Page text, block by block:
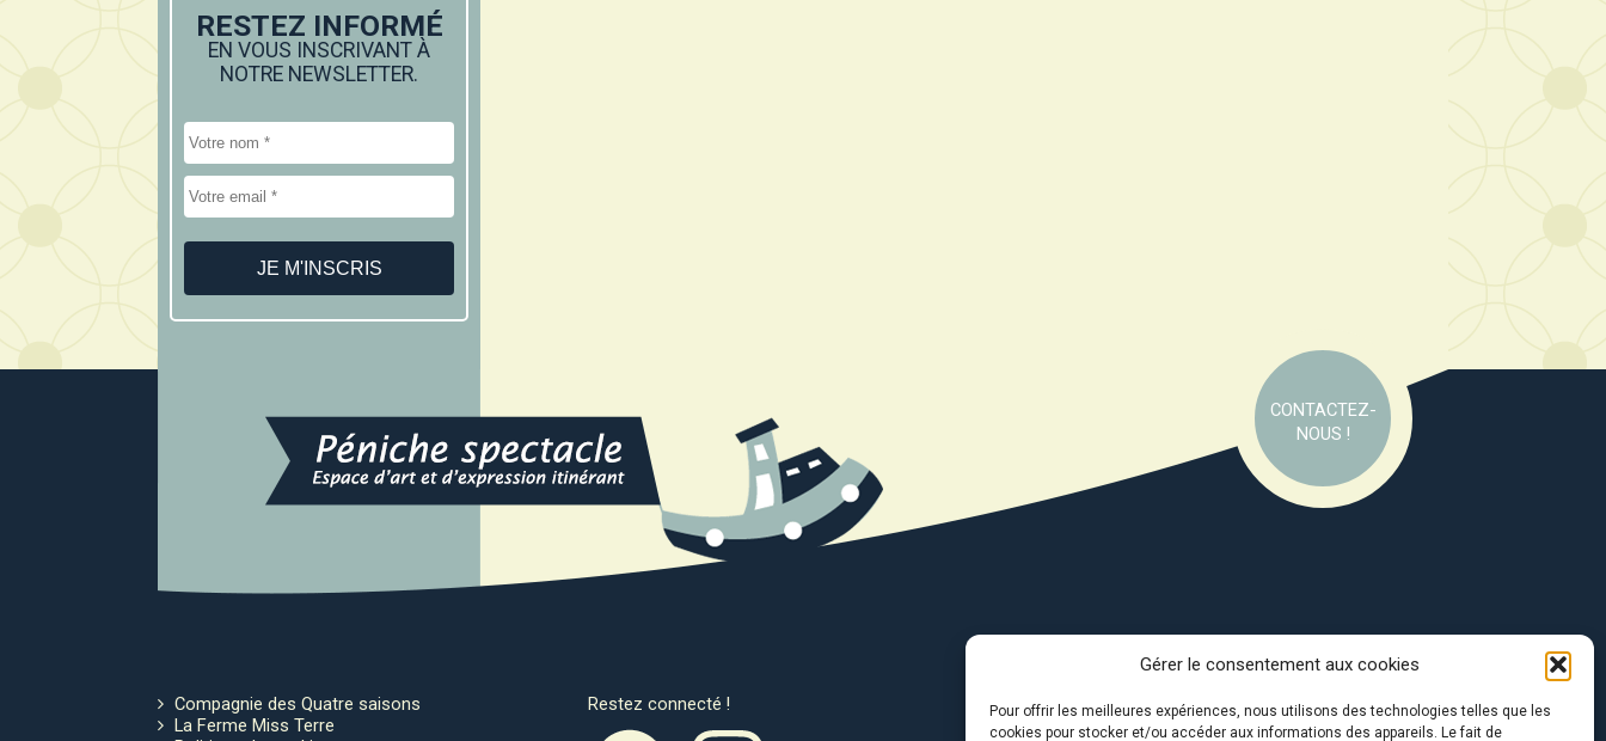
Gérer le consentement aux cookies
Pour offrir les meilleures expériences, nous utilisons des technologies telles que les
cookies pour stocker et/ou accéder aux informations des appareils. Le fait de
RESTEZ INFORMÉ
EN VOUS INSCRIVANT À
NOTRE NEWSLETTER.
CONTACTEZ-
NOUS !
Compagnie des Quatre saisons
La Ferme Miss Terre
Restez connecté ! Avec le soutien de :